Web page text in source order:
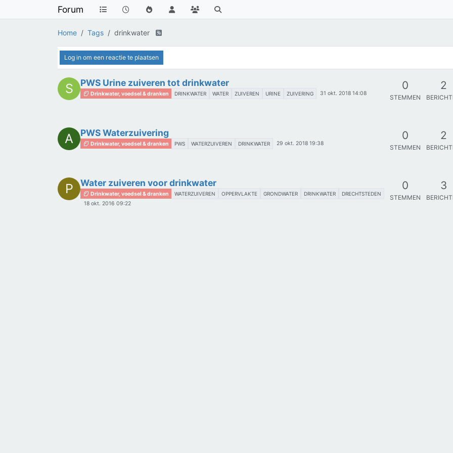
Forum
Home Tags drinkwater
Log in om een reactie te plaatsen
S PWS Urine zuiveren tot drinkwater
Drinkwater, voedsel & dranken DRINKWATER WATER ZUIVEREN URINE ZUIVERING 31 okt. 2018 14:08
0
STEMMEN
2
A PWS Waterzuivering
Drinkwater, voedsel & dranken PWS WATERZUIVEREN DRINKWATER 29 okt. 2018 19:38
0
STEMMEN
2
P Water zuiveren voor drinkwater
Drinkwater, voedsel & dranken WATERZUIVEREN OPPERVLAKTE GRONDWATER DRINKWATER DRECHTSTEDEN
18 okt. 2016 09:22
0
STEMMEN
3